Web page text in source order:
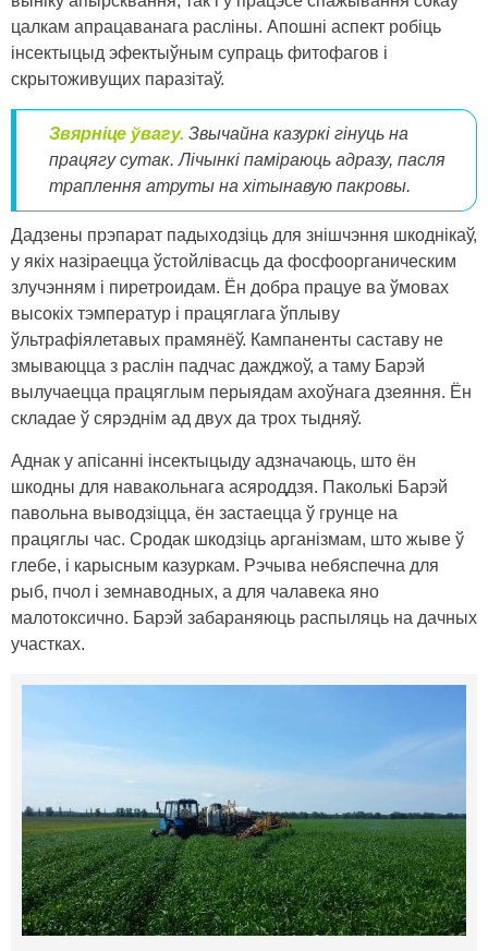
цалкам апрацаванага расліны. Апошні аспект робіць
інсектыцыд эфектыўным супраць фитофагов і
скрытоживущих паразітаў.
Звярніце ўвагу. Звычайна казуркі гінуць на
працягу сутак. Лічынкі паміраюць адразу, пасля
траплення атруты на хітынавую пакровы.
Дадзены прэпарат падыходзіць для знішчэння шкоднікаў,
у якіх назіраецца ўстойлівасць да фосфоорганическим
злучэнням і пиретроидам. Ён добра працуе ва ўмовах
высокіх тэмператур і працяглага ўплыву
ўльтрафіялетавых прамянёў. Кампаненты саставу не
змываюцца з раслін падчас дажджоў, а таму Барэй
вылучаецца працяглым перыядам ахоўнага дзеяння. Ён
складае ў сярэднім ад двух да трох тыдняў.
Аднак у апісанні інсектыцыду адзначаюць, што ён
шкодны для навакольнага асяроддзя. Паколькі Барэй
павольна выводзіцца, ён застаецца ў грунце на
працяглы час. Сродак шкодзіць арганізмам, што жыве ў
глебе, і карысным казуркам. Рэчыва небяспечна для
рыб, пчол і земнаводных, а для чалавека яно
малотоксично. Барэй забараняюць распыляць на дачных
участках.